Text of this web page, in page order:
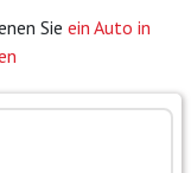
Sie ein Auto in